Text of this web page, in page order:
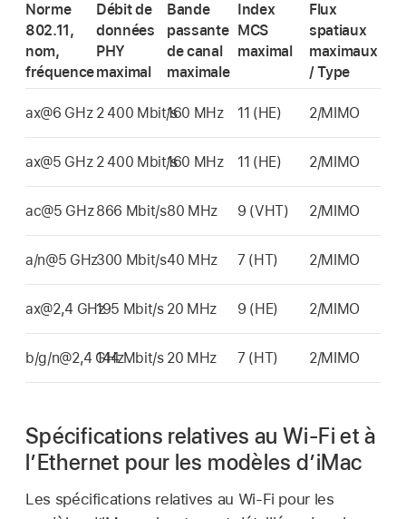
Norme
802.11,
nom,
fréquence
Débit de
données
PHY
maximal
Bande
passante
de canal
maximale
Index
MCS
maximal
Flux
spatiaux
maximaux
/ Type
ax@6 GHz 2 400 Mbit/s160 MHz 11 (HE) 2/MIMO
ax@5 GHz 2 400 Mbit/s160 MHz 11 (HE) 2/MIMO
ac@5 GHz 866 Mbit/s80 MHz 9 (VHT) 2/MIMO
a/n@5 GHz300 Mbit/s40 MHz 7 (HT) 2/MIMO
ax@2,4 GHz195 Mbit/s 20 MHz 9 (HE) 2/MIMO
b/g/n@2,4 GHz144 Mbit/s 20 MHz 7 (HT) 2/MIMO
Spécifications relatives au Wi-Fi et à
l’Ethernet pour les modèles d’iMac
Les spécifications relatives au Wi-Fi pour les